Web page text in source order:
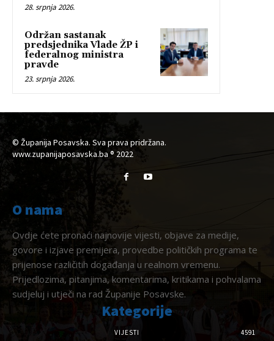
28. srpnja 2026.
Održan sastanak
predsjednika Vlade ŽP i
federalnog ministra
pravde
23. srpnja 2026.
© Županija Posavska. Sva prava pridržana.
www.zupanijaposavska.ba ® 2022
O nama
Ovdje ćete pronaći najnovije vijesti, objave za medije,
govore i izjave premijera, provedbe političkih programa te
prijenose različitih događanja u realnom vremenu.
Prijedlozima, pitanjima, komentarima, kritikama i pohvalama
sudjeluj i utječi na rad Županije Posavske.
Kategorije
VIJESTI 4591